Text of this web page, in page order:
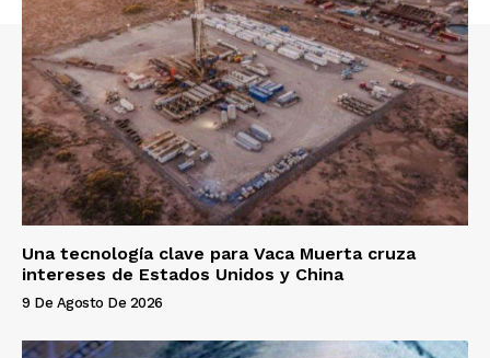
Una tecnología clave para Vaca Muerta cruza
intereses de Estados Unidos y China
9 De Agosto De 2026